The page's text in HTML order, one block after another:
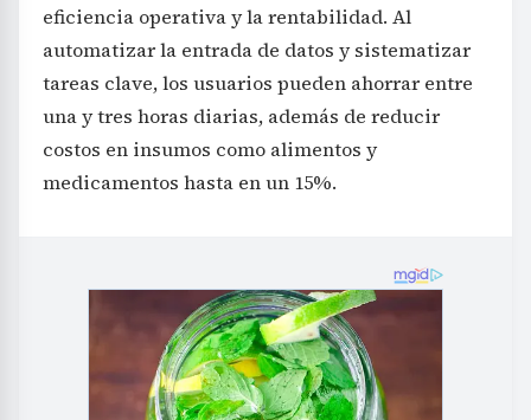
eficiencia operativa y la rentabilidad. Al
automatizar la entrada de datos y sistematizar
tareas clave, los usuarios pueden ahorrar entre
una y tres horas diarias, además de reducir
costos en insumos como alimentos y
medicamentos hasta en un 15%.